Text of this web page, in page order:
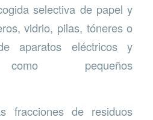
selectiva de papel y
vidrio, pilas, tóneres o
aparatos eléctricos y
como pequeños
fracciones de residuos